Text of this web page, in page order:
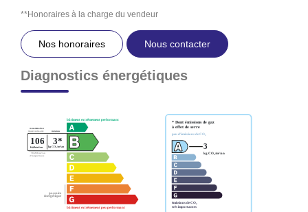
**Honoraires à la charge du vendeur
Nos honoraires Nous contacter
Diagnostics énergétiques